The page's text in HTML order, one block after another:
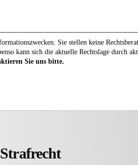
Sie stellen keine
kann sich die aktuelle Rechtslage durch
Sie uns bitte.